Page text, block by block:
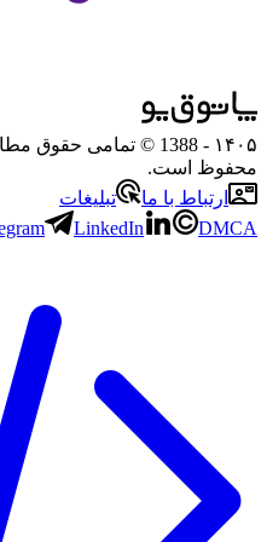
۱۴۰۵
- 1388 © تمامی حقوق
محفوظ است.
ارتباط با ما
تبلیغات
LinkedIn DMCA